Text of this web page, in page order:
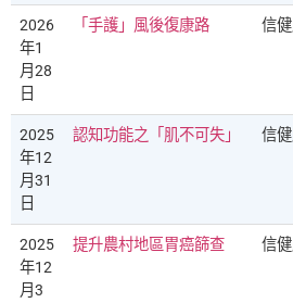
2026
年1
月28
日
「手護」風後復康路 信
2025
年12
月31
日
認知功能之「肌不可失」 信
2025
年12
月3
提升農村地區胃癌篩查 信